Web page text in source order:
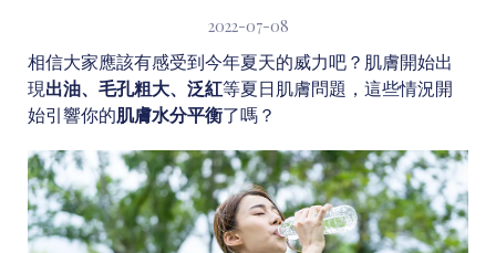
2022-07-08
相信大家應該有感受到今年夏天的威力吧？肌膚開始出
現出油、毛孔粗大、泛紅等夏日肌膚問題，這些情況開
始引響你的肌膚水分平衡了嗎？